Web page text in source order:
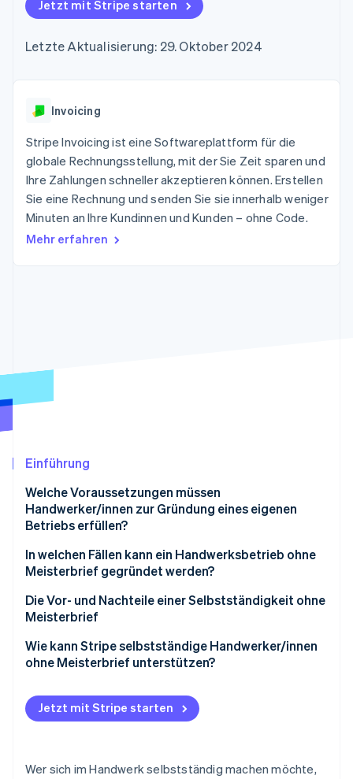
Zugriff auf mehr als
Terminal
Optimierung der
Autorisierungsraten
Link
Beschleunigter
Bezahlvorgang
Financial
Connections
Verbundene
Finanzdaten
Data Pipeline
Datensynchronisierung
Identity
Online-Identitätsprüfung
Stripe-Sessions 2026
Erfahren Sie, wie Stripe Lösungen für die
Jetzt ansehen
Geldmanagement
SaaS
KI-Unternehmen
Creator Economy
Gaming
Bewirtung, Reisen und
Freizeit
Versicherungen
Medien und
Unterhaltung
Organisationen
Marktplatz auf
Abonnementverwaltung
nutzungsbasierte
geht´s
Bereitstellung und
Verwaltung von
Diensten mit Agenten
Ressourcen
Produkt-Roadmap
Karriere
Stripe Press
Kontakt
Sales-Team
kontaktieren
Partner werden
Jetzt mit Stripe starten
Letzte Aktualisierung: 29. Oktober 2024
Invoicing
Stripe Invoicing ist eine Softwareplattform für die
globale Rechnungsstellung, mit der Sie Zeit sparen und
Ihre Zahlungen schneller akzeptieren können. Erstellen
Sie eine Rechnung und senden Sie sie innerhalb weniger
Minuten an Ihre Kundinnen und Kunden – ohne Code.
Mehr erfahren
Einführung
Welche Voraussetzungen müssen
Handwerker/innen zur Gründung eines eigenen
Betriebs erfüllen?
Was ist ein Meisterbrief?
In welchen Fällen kann ein Handwerksbetrieb ohne
Meisterbrief gegründet werden?
Zulassungspflichtige Tätigkeiten mit Meisterbrief
Handwerksähnliche Tätigkeiten ohne Meisterbrief
Altgesellenregelung
Betriebsleiter/innen mit Meister
Die Vor- und Nachteile einer Selbstständigkeit ohne
Meisterbrief
Vorteile
Wie kann Stripe selbstständige Handwerker/innen
ohne Meisterbrief unterstützen?
Jetzt mit Stripe starten
Wer sich im Handwerk selbstständig machen möchte,